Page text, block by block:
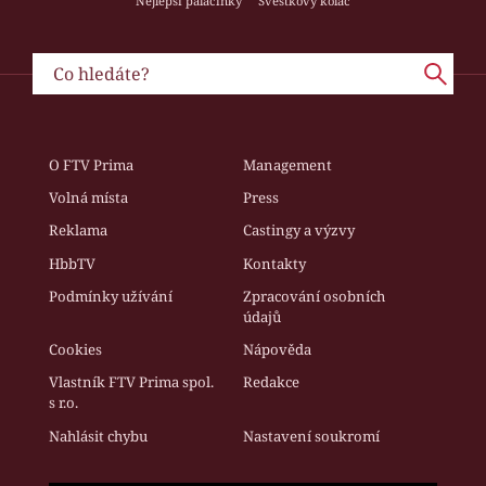
O FTV Prima
Management
Volná místa
Press
Reklama
Castingy a výzvy
HbbTV
Kontakty
Podmínky užívání
Zpracování osobních
údajů
Cookies
Nápověda
Vlastník FTV Prima spol.
s r.o.
Redakce
Nahlásit chybu Nastavení soukromí